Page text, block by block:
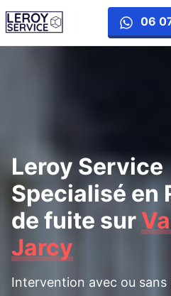
06
reparation-fuite
Leroy Service
Specialisé en
de fuite sur
Jarcy
Intervention avec ou sans